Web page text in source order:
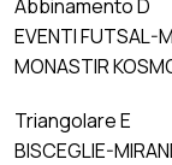
Abbinamento D
EVENTI FUTSAL-
MONASTIR
Triangolare E
BISCEGLIE-